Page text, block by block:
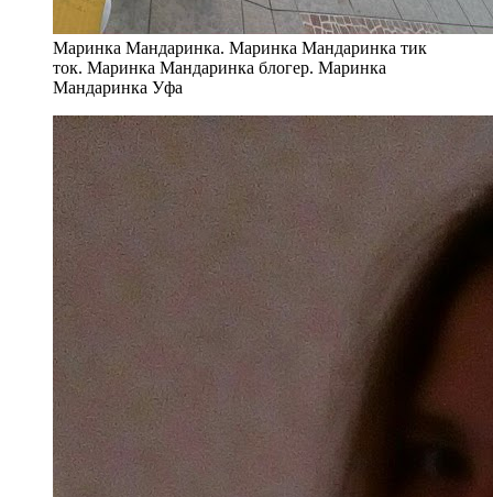
Маринка Мандаринка. Маринка Мандаринка тик
ток. Маринка Мандаринка блогер. Маринка
Мандаринка Уфа